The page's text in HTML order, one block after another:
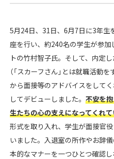
5月24日、31日、6月7日に3年生
座を行い、約240名の学生が参
トの竹村智子氏。そして、内定
（「スカーフさん」とは就職活動
から面接等のアドバイスをしてく
してデビューしました。 不安を
生たちの心の支えになってくれ
形式を取り入れ、学生が面接官
いました。入退室の所作やお辞
本的なマナーを一つひとつ確認